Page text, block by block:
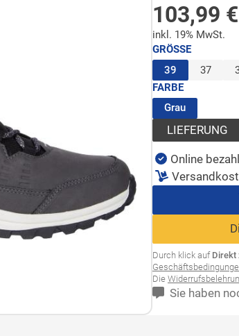
103,99 €
inkl. 19% MwSt.
GRÖSSE
39 (ausgewählt)
37
FARBE
Grau
LIEFERUNG
Online
Durch klick auf Direkt
Die
Sie haben